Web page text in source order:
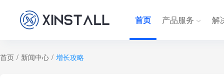
首页 产品服务 解
首页 / 新闻中心 / 增长攻略